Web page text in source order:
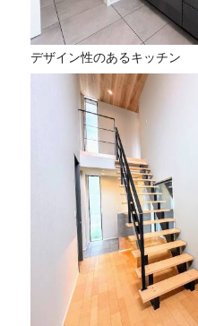
デザイン性のあるキッチン